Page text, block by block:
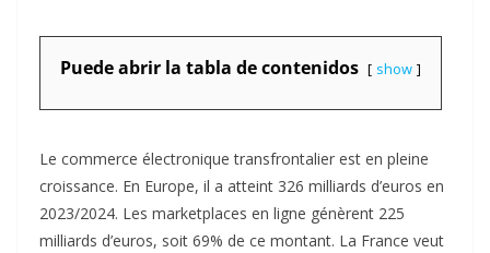
Puede abrir la tabla de contenidos show
Le commerce électronique transfrontalier est en pleine
croissance. En Europe, il a atteint 326 milliards d’euros en
2023/2024. Les marketplaces en ligne génèrent 225
milliards d’euros, soit 69% de ce montant. La France veut